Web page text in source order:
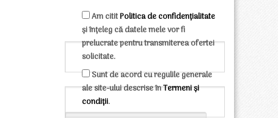
Am cititPolitica de confidențialitate
și înțeleg că datele mele vor fi
prelucrate pentru transmiterea ofertei
solicitate.
Sunt de acord cu regulile generale
ale site-ului descrise înTermeni și
condiții.